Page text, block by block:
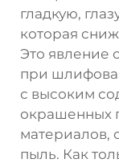
гладкую,
которая
Это явление
при
с высоким
окрашенных
материалов,
пыль. Как